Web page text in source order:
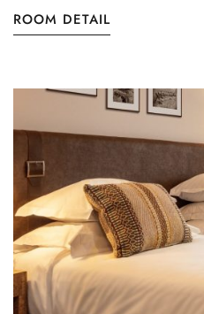
ROOM DETAIL